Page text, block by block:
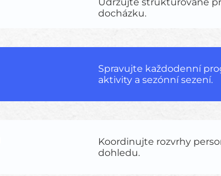
docházku.
Spravujte každodenní
aktivity a sezónní sezení.
Koordinujte rozvrhy
dohledu.